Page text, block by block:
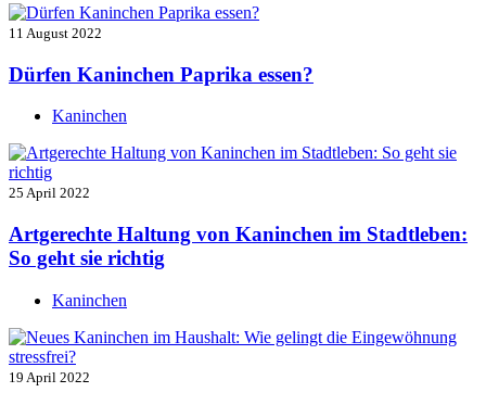
11 August 2022
Dürfen Kaninchen Paprika essen?
Kaninchen
25 April 2022
Artgerechte Haltung von Kaninchen im Stadtleben:
So geht sie richtig
Kaninchen
19 April 2022